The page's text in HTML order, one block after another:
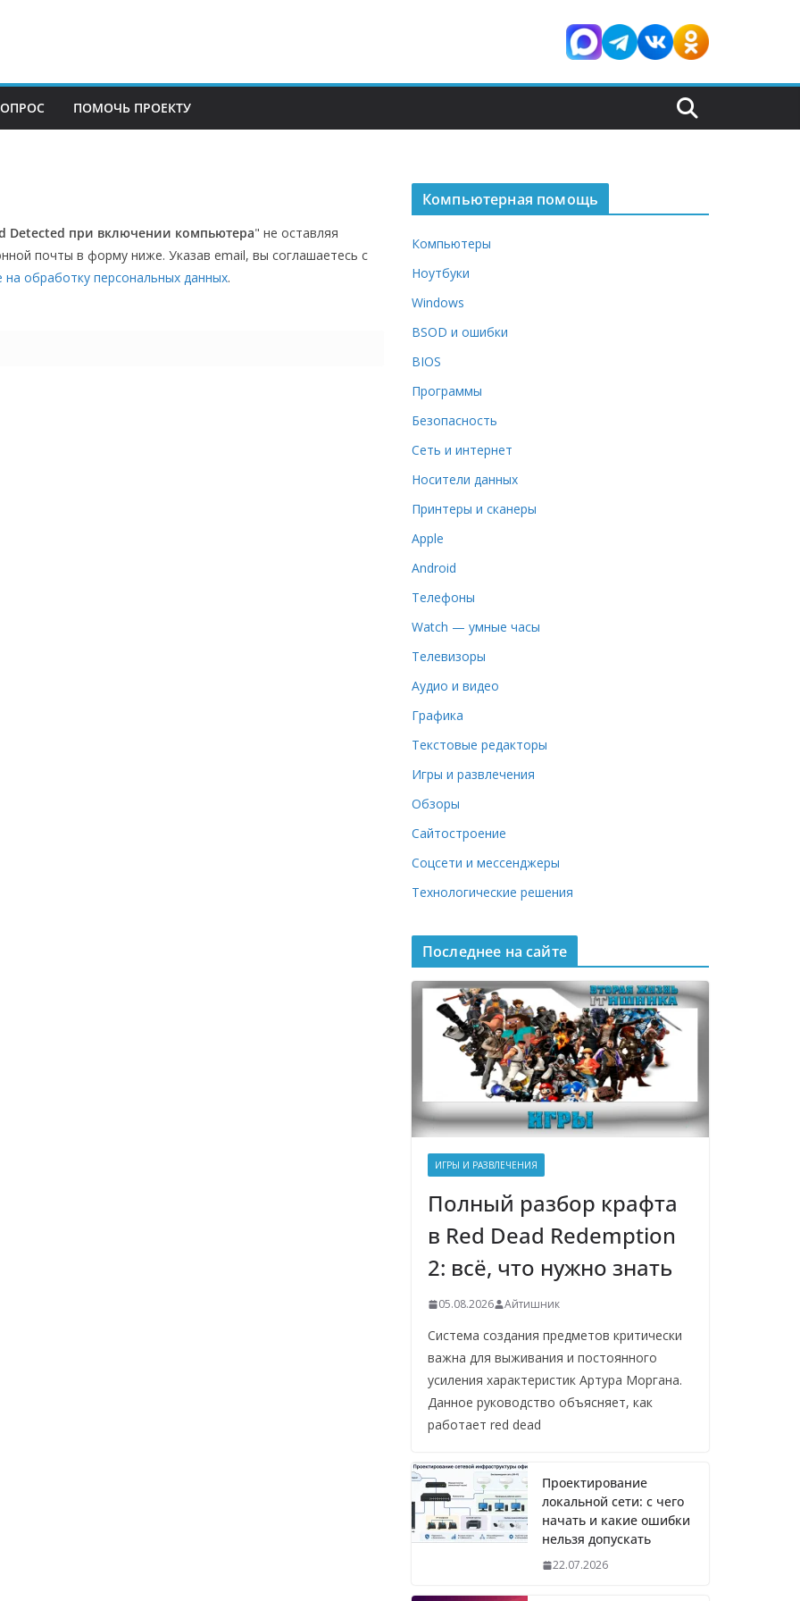
ПОМОЧЬ ПРОЕКТУ
Detected при включении компьютера" не оставляя
почты в форму ниже. Указав email, вы соглашаетесь с
на обработку персональных данных.
Компьютерная помощь
Компьютеры
Ноутбуки
Windows
BSOD и ошибки
BIOS
Программы
Безопасность
Сеть и интернет
Носители данных
Принтеры и сканеры
Apple
Android
Телефоны
Watch — умные часы
Телевизоры
Аудио и видео
Графика
Текстовые редакторы
Игры и развлечения
Обзоры
Сайтостроение
Соцсети и мессенджеры
Технологические решения
Последнее на сайте
ИГРЫ И РАЗВЛЕЧЕНИЯ
Полный разбор крафта
в Red Dead Redemption
2: всё, что нужно знать
05.08.2026 Айтишник
Система создания предметов критически
важна для выживания и постоянного
усиления характеристик Артура Моргана.
Данное руководство объясняет, как
работает red dead
Проектирование
локальной сети: с чего
начать и какие ошибки
нельзя допускать
22.07.2026